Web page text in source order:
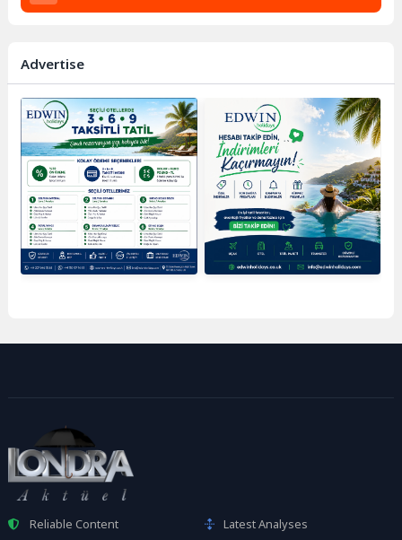
Advertise
Reliable Content
Latest Analyses